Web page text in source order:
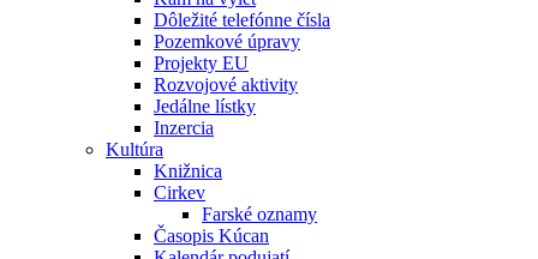
Dôležité telefónne čísla
Pozemkové úpravy
Projekty EU
Rozvojové aktivity
Jedálne lístky
Inzercia
Kultúra
Knižnica
Cirkev
Farské oznamy
Časopis Kúcan